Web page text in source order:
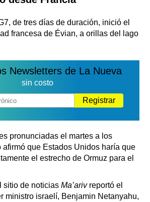
de tres días de duración, inició el
francesa de Évian, a orillas del lago
Newsletters de La Nueva
sin costo
Registrar
pronunciadas el martes a los
afirmó que Estados Unidos haría que
el estrecho de Ormuz para el
sitio de noticias Ma’arivreportó el
ministro israelí, Benjamin Netanyahu,